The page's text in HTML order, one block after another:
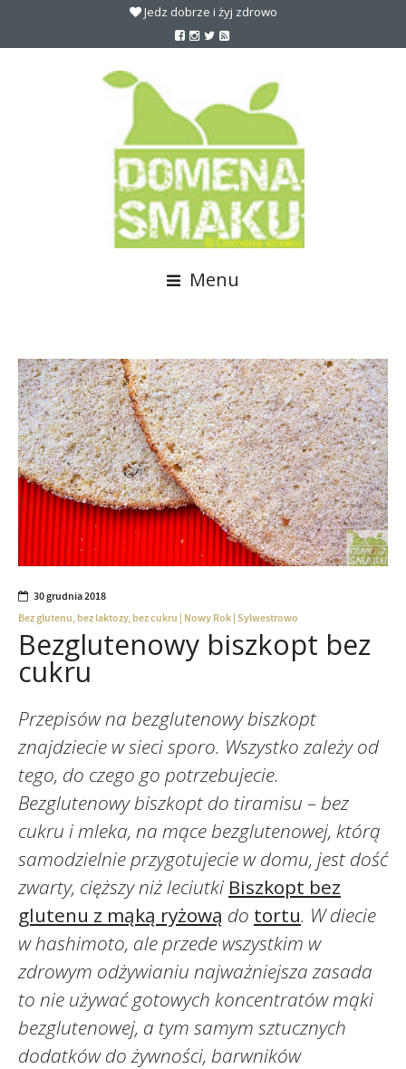
Jedz dobrze i żyj zdrowo
Menu
30 grudnia 2018
Bez glutenu, bez laktozy, bez cukru | Nowy Rok| Sylwestrowo
Bezglutenowy biszkopt bez
cukru
Przepisów na bezglutenowy biszkopt
znajdziecie w sieci sporo. Wszystko zależy od
tego, do czego go potrzebujecie.
Bezglutenowy biszkopt do tiramisu – bez
cukru i mleka, na mące bezglutenowej, którą
samodzielnie przygotujecie w domu, jest dość
zwarty, cięższy niż leciutki Biszkopt bez
glutenu z mąką ryżową do tortu. W diecie
w hashimoto, ale przede wszystkim w
zdrowym odżywianiu najważniejsza zasada
to nie używać gotowych koncentratów mąki
bezglutenowej, a tym samym sztucznych
dodatków do żywności, barwników